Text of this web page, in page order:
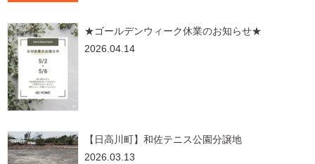
★ゴールデンウィーク休業のお知らせ★
2026.04.14
【日高川町】和佐テニス公園分譲地
2026.03.13